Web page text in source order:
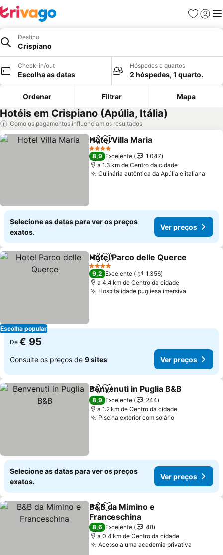
Favoritos
Iniciar
Destino
Crispiano
Check-in/out
Escolha as datas
Hóspedes e quartos
2 hóspedes, 1 quarto.
Ordenar Filtrar Mapa
Hotéis em Crispiano (Apúlia, Itália)
Como os pagamentos influenciam os resultados
PartilharAdicionar aos favoritos
Hotel Villa Maria
4 Estrelas
8,9 Excelente
1.047
a 1.3 km de Centro da cidade
Culinária autêntica da Apúlia e italiana
Selecione as datas para ver os preços
exatos.
Ver preços
Escolha popular
PartilharAdicionar aos favoritos
Hotel Parco delle Querce
4 Estrelas
9,2 Excelente
1.356
a 4.4 km de Centro da cidade
Hospitalidade pugliesa imersiva
De € 95
Consulte os preços de 9 sites Ver preços
PartilharAdicionar aos favoritos
Benvenuti in Puglia B&B
8,9 Excelente
244
a 1.2 km de Centro da cidade
Piscina exterior com solárioVer preços
Selecione as datas para ver os preços
exatos.
Ver preços
PartilharAdicionar aos favoritos
B&B da Mimino e
Franceschina
Ver preços
8,6 Excelente
48
a 0.4 km de Centro da cidade
Acesso a uma academia privativa